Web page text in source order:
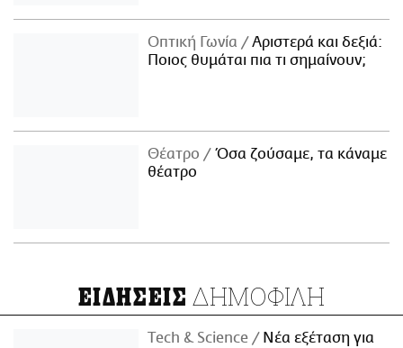
Οπτική Γωνία
Αριστερά και δεξιά:
Ποιος θυμάται πια τι σημαίνουν;
Θέατρο
Όσα ζούσαμε, τα κάναμε
θέατρο
ΕΙΔΗΣΕΙΣ ΔΗΜΟΦΙΛΗ
Τech & Science Νέα εξέταση για